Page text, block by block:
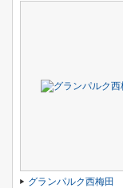
グランパルク西梅田